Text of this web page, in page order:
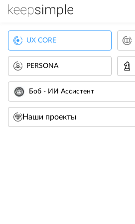
UX CORE
PERSONA
Боб - ИИ Ассистент
Наши проекты